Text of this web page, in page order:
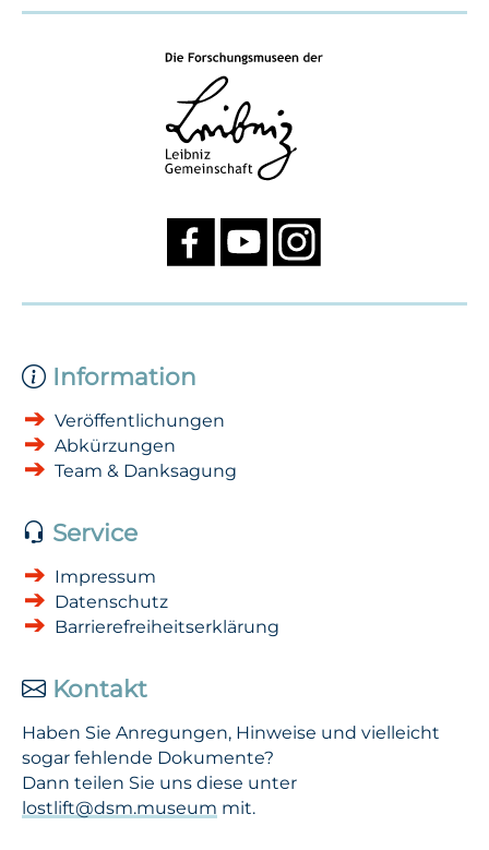
Information
Veröffentlichungen
Abkürzungen
Team & Danksagung
Service
Impressum
Datenschutz
Barrierefreiheitserklärung
Kontakt
Haben Sie Anregungen, Hinweise und vielleicht
sogar fehlende Dokumente?
Dann teilen Sie uns diese unter
lostlift@dsm.museum mit.